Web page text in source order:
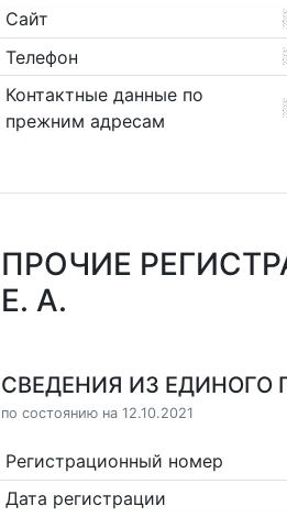
Сайт
Телефон
Контактные данные по
прежним адресам
ПРОЧИЕ
Е. А.
СВЕДЕНИЯ ИЗ ЕДИНОГО
по состоянию на 12.10.2021
Регистрационный номер
Дата регистрации